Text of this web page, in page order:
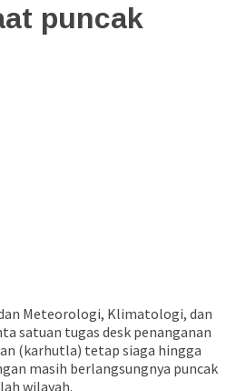
puncak
Meteorologi, Klimatologi, dan
satuan tugas desk penanganan
(karhutla) tetap siaga hingga
masih berlangsungnya puncak
wilayah.